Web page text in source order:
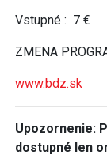
Vstupné : 7 €
ZMENA
www.bdz.sk
Upozornenie:
dostupné len